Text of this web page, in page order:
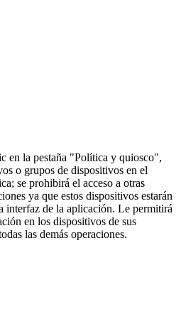
en la pestaña "Política y quiosco",
o grupos de dispositivos en el
se prohibirá el acceso a otras
ya que estos dispositivos estarán
interfaz de la aplicación. Le permitirá
en los dispositivos de sus
las demás operaciones.